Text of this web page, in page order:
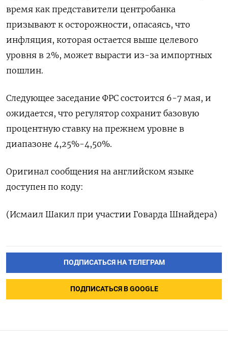
время как представители центробанка
призывают к осторожности, опасаясь, что
инфляция, которая остается выше целевого
уровня в 2%, может вырасти из-за импортных
пошлин.
Следующее заседание ФРС состоится 6-7 мая, и
ожидается, что регулятор сохранит базовую
процентную ставку на прежнем уровне в
диапазоне 4,25%-4,50%.
Оригинал сообщения на английском языке
доступен по коду:
(Исмаил Шакил при участии Говарда Шнайдера)
ПОДПИСАТЬСЯ НА ТЕЛЕГРАМ
ПОДПИСАТЬСЯ В GOOGLE